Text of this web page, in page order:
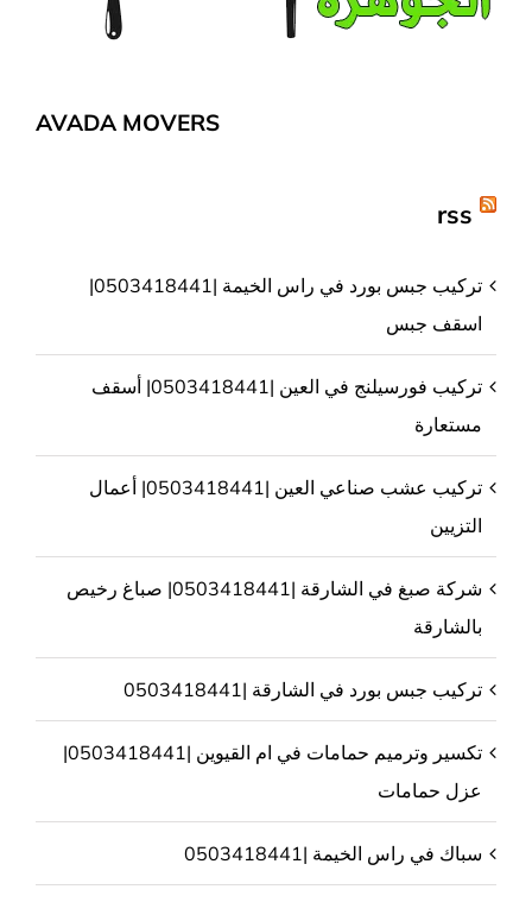
AVADA MOVERS
rss
تركيب جبس بورد في راس الخيمة |0503418441|
اسقف جبس
تركيب فورسيلنج في العين |0503418441| أسقف
مستعارة
تركيب عشب صناعي العين |0503418441| أعمال
التزيين
شركة صبغ في الشارقة |0503418441| صباغ رخيص
بالشارقة
تركيب جبس بورد في الشارقة |0503418441
تكسير وترميم حمامات في ام القيوين |0503418441|
عزل حمامات
سباك في راس الخيمة |0503418441